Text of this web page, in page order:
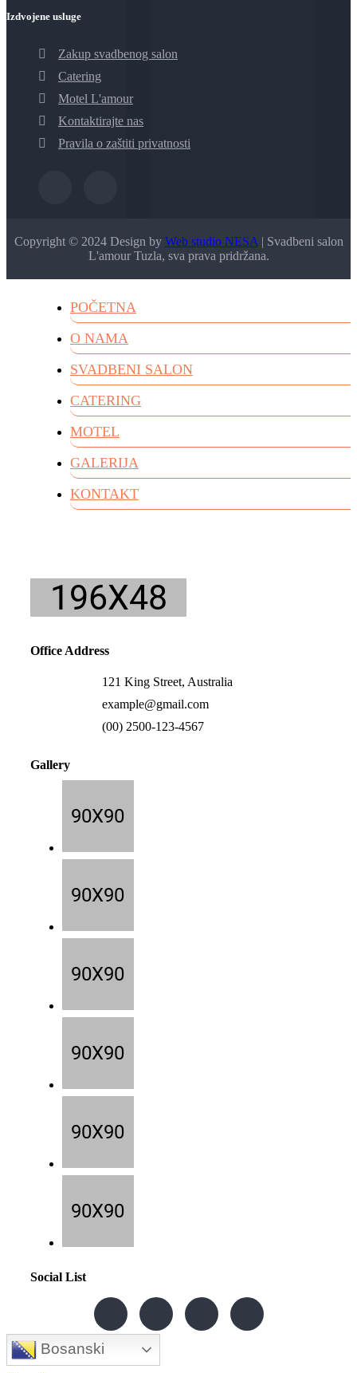
Izdvojene usluge
Zakup svadbenog salon
Catering
Motel L'amour
Kontaktirajte nas
Pravila o zaštiti privatnosti
Copyright © 2024 Design by Web studio NESA | Svadbeni salon
L'amour Tuzla, sva prava pridržana.
POČETNA
O NAMA
SVADBENI SALON
CATERING
MOTEL
GALERIJA
KONTAKT
Office Address
121 King Street, Australia
example@gmail.com
(00) 2500-123-4567
Gallery
Social List
Bosanski